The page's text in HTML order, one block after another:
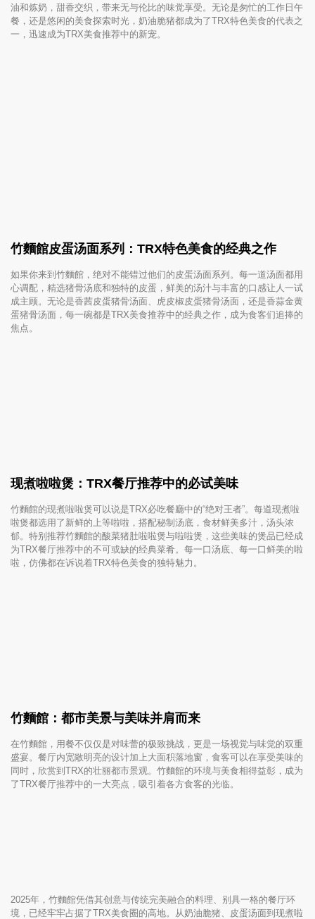
油和炼奶，甜香交织，带来无与伦比的味觉享受。无论是匆忙的工作日午
餐，还是悠闲的美食探索时光，奶油脆猪都成为了TRX特色美食的代表之
一，迅速成为TRX美食推荐中的新宠。
竹麵館皮蛋汤面系列：TRX特色美食的经典之作
如果你来到竹麵館，绝对不能错过他们的皮蛋汤面系列。每一道汤面都用
心调配，精选猪骨汤底和独特的皮蛋，鲜美的汤汁与丰富的口感让人一试
成主顾。无论是香茜皮蛋猪骨汤面、虎皮椒皮蛋猪骨汤面，还是香蒜金黄
蛋猪骨汤面，每一碗都是TRX美食推荐中的经典之作，成为食客们追捧的
焦点。
现煮啦啦煲：TRX餐厅推荐中的必试美味
竹麵館的现煮啦啦煲可以说是TRX必吃餐廳中的“绝对王者”。每道现煮啦
啦煲都选用了新鲜的上等啦啦，搭配秘制汤底，食材鲜美多汁，汤头浓
郁。特别推荐竹麵館的酸菜猪肚啦啦煲与啦啦煲，这些美味的煲品已经成
为TRX餐厅推荐中的不可或缺的经典菜肴。每一口汤底、每一口鲜美的啦
啦，仿佛都在诉说着TRX特色美食的独特魅力。
竹麵館：都市美景与美味并肩而来
在竹麵館，用餐不仅仅是对味蕾的极致挑战，更是一场视觉与味觉的双重
盛宴。餐厅内宽敞明亮的设计加上大面积落地窗，食客可以在享受美味的
同时，欣赏到TRX的壮丽都市景观。竹麵館的环境与美食相得益彰，成为
了TRX餐厅推荐中的一大亮点，吸引着各方食客的光临。
2025年，竹麵館凭借其创意与传统完美融合的料理、别具一格的餐厅环
境，已经牢牢占据了TRX美食圈的高地。从奶油脆猪、皮蛋汤面到现煮啦